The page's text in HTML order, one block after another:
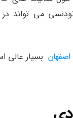
می تواند در
بسیار عالی